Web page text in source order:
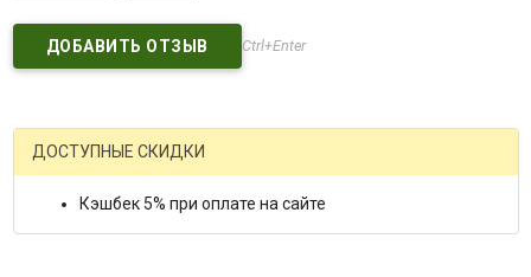
Ctrl+Enter
ДОСТУПНЫЕ СКИДКИ
Кэшбек 5% при оплате на сайте